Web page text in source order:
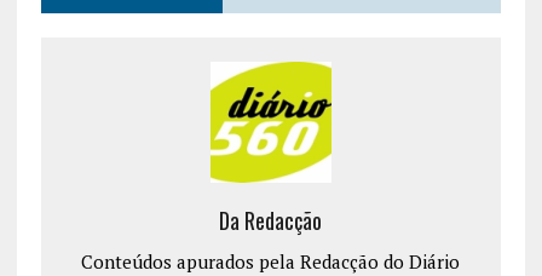
Da Redacção
Conteúdos apurados pela Redacção do Diário